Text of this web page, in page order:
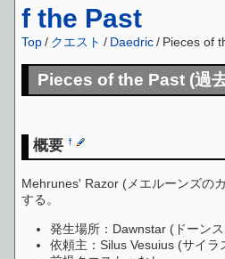
f the Past
Top / クエスト / Daedric/ Pieces of
Pieces of the Past (過
概要†
Mehrunes' Razor (メエルーンズの
する。
発生場所：Dawnstar (ドーン
依頼主：Silus Vesuius (サイラ